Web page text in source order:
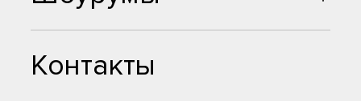
Контакты